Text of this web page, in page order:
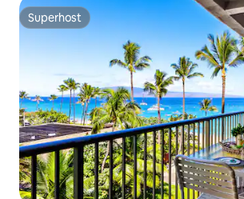
Superhost
Superhost